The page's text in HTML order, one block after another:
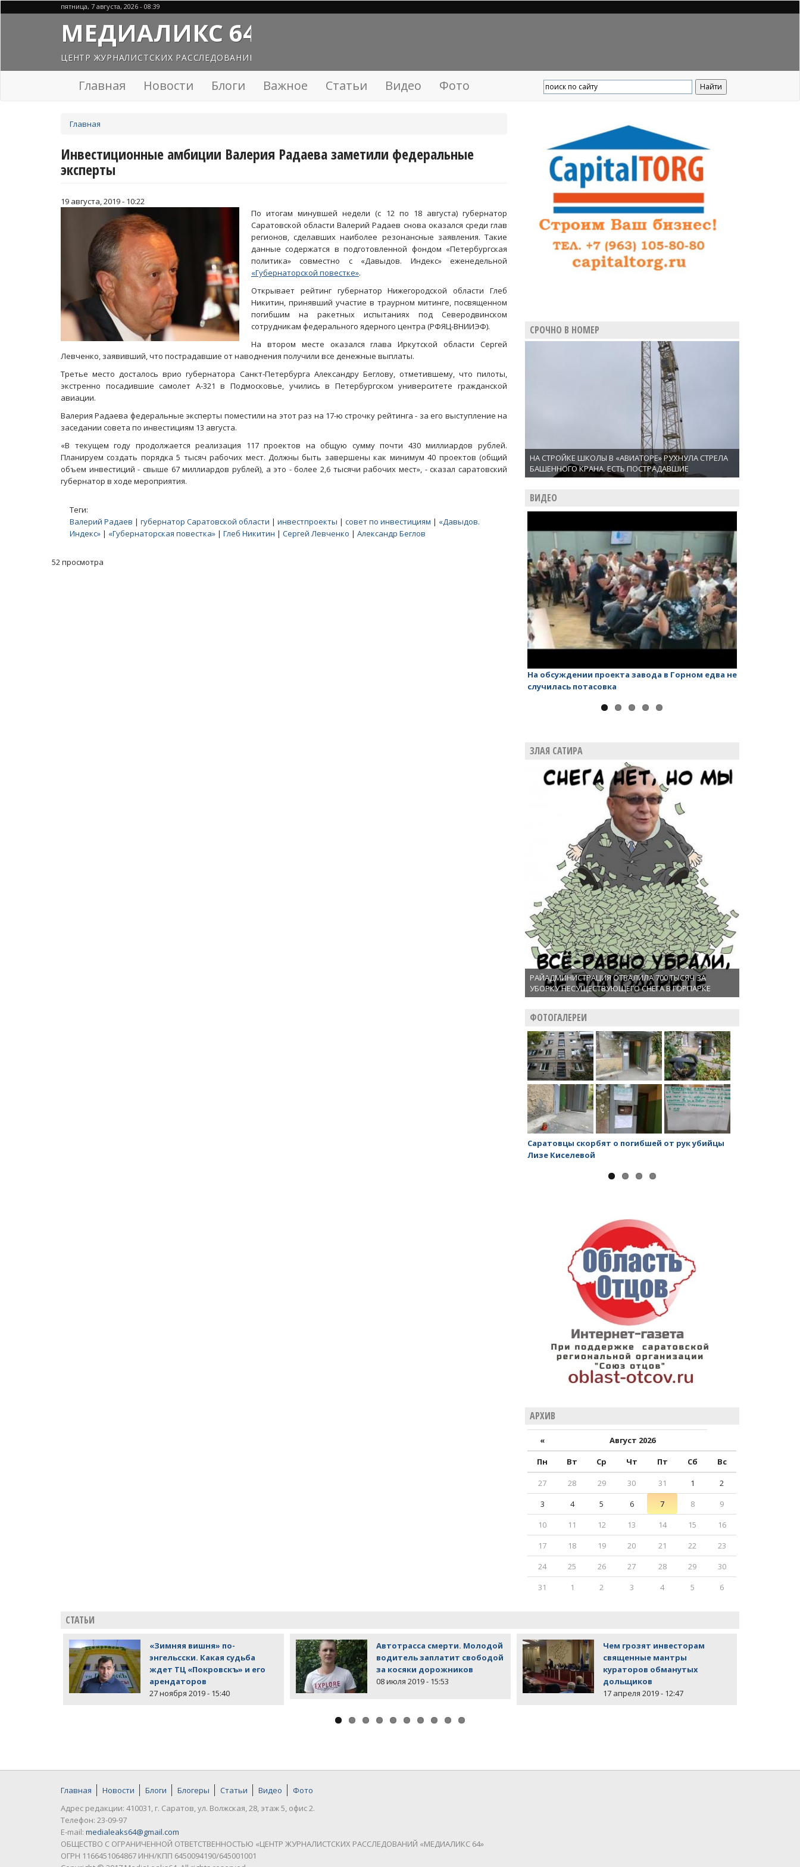
пятница, 7 августа, 2026 - 08:39
МЕДИАЛИКС 64
ЦЕНТР ЖУРНАЛИСТСКИХ РАССЛЕДОВАНИЙ
Главная Новости Блоги Важное Статьи Видео Фото
здесь
Главная
Инвестиционные амбиции Валерия Радаева заметили федеральные
эксперты
19 августа, 2019 - 10:22
По итогам минувшей недели (с 12 по 18 августа) губернатор
Саратовской области Валерий Радаев снова оказался среди глав
регионов, сделавших наиболее резонансные заявления. Такие
данные содержатся в подготовленной фондом «Петербургская
политика» совместно с «Давыдов. Индекс» еженедельной
«Губернаторской повестке».
Открывает рейтинг губернатор Нижегородской области Глеб
Никитин, принявший участие в траурном митинге, посвященном
погибшим на ракетных испытаниях под Северодвинском
сотрудникам федерального ядерного центра (РФЯЦ-ВНИИЭФ).
На втором месте оказался глава Иркутской области Сергей
Левченко, заявивший, что пострадавшие от наводнения получили все денежные выплаты.
Третье место досталось врио губернатора Санкт-Петербурга Александру Беглову, отметившему, что пилоты,
экстренно посадившие самолет А-321 в Подмосковье, учились в Петербургском университете гражданской
авиации.
Валерия Радаева федеральные эксперты поместили на этот раз на 17-ю строчку рейтинга - за его выступление на
заседании совета по инвестициям 13 августа.
«В текущем году продолжается реализация 117 проектов на общую сумму почти 430 миллиардов рублей.
Планируем создать порядка 5 тысяч рабочих мест. Должны быть завершены как минимум 40 проектов (общий
объем инвестиций - свыше 67 миллиардов рублей), а это - более 2,6 тысячи рабочих мест», - сказал саратовский
губернатор в ходе мероприятия.
Теги:
Валерий Радаев | губернатор Саратовской области | инвестпроекты | совет по инвестициям | «Давыдов.
Индекс» | «Губернаторская повестка» | Глеб Никитин | Сергей Левченко | Александр Беглов
52 просмотра
СРОЧНО В НОМЕР
НА СТРОЙКЕ ШКОЛЫ В «АВИАТОРЕ» РУХНУЛА СТРЕЛА
БАШЕННОГО КРАНА. ЕСТЬ ПОСТРАДАВШИЕ
ВИДЕО
На обсуждении проекта завода в Горном едва не
случилась потасовка
ЗЛАЯ САТИРА
РАЙАДМИНИСТРАЦИЯ ОТВАЛИЛА 700 ТЫСЯЧ ЗА
УБОРКУ НЕСУЩЕСТВУЮЩЕГО СНЕГА В ГОРПАРКЕ
ФОТОГАЛЕРЕИ
Саратовцы скорбят о погибшей от рук убийцы
Лизе Киселевой
АРХИВ
«
Август 2026
Пн
Вт Ср Чт Пт Сб
Вс
27
28 29 30 31 1
2
3
4 5 6 7 8
9
10
11 12 13 14 15
16
17
18 19 20 21 22
23
24
25 26 27 28 29
30
31
1 2 3 4 5 6
СТАТЬИ
«Зимняя вишня» по-
энгельсски. Какая судьба
ждет ТЦ «Покровскъ» и его
арендаторов
27 ноября 2019 - 15:40
Автотрасса смерти. Молодой
водитель заплатит свободой
за косяки дорожников
08 июля 2019 - 15:53
Чем грозят инвесторам
священные мантры
кураторов обманутых
дольщиков
17 апреля 2019 - 12:47
Главная Новости Блоги Блогеры Статьи Видео
Фото
Адрес редакции: 410031, г. Саратов, ул. Волжская, 28, этаж 5, офис 2.
Телефон: 23-09-97
E-mail: medialeaks64@gmail.com
ОБЩЕСТВО С ОГРАНИЧЕННОЙ ОТВЕТСТВЕННОСТЬЮ «ЦЕНТР ЖУРНАЛИСТСКИХ РАССЛЕДОВАНИЙ «МЕДИАЛИКС 64»
ОГРН 1166451064867 ИНН/КПП 6450094190/645001001